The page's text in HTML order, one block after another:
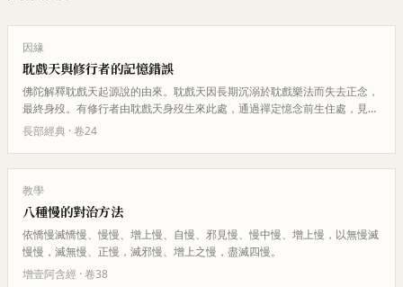
因緣
耽戲天與修行者的記憶錯誤
佛陀解釋耽戲天起源說的由來。耽戲天因長期沉溺於耽戲樂法而失去正念，
最終身歿。有修行者由耽戲天身歿生來此處，通過禪定憶念前生住處，見到
耽戲天不耽戲時身體不衰，就誤…
長部經典 · 卷24
教學
八種慢的對治方法
依憍慢滅憍慢、慢慢、增上慢、自慢、邪見慢、慢中慢、增上慢，以無慢滅
慢慢，滅無慢、正慢，滅邪慢、增上之慢，盡滅四慢。
增壹阿含經 · 卷38